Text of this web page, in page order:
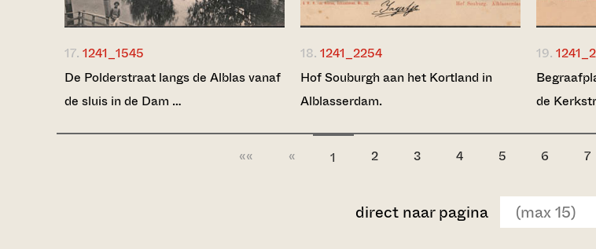
17. 1241_1545
De Polderstraat langs de Alblas vanaf
de sluis in de Dam …
18. 1241_2254
Hof Souburgh aan het Kortland in
Alblasserdam.
19.
de
«« « 1 2 3 4 5 6 7
direct naar pagina